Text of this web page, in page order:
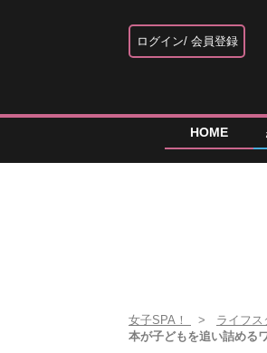
ログイン 会員登録
HOME
女子SPA！ ライフス
本が子どもを追い詰める